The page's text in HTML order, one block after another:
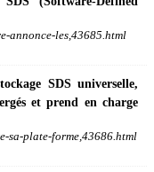
annonce-les,43685.html
SDS universelle,
et prend en charge
sa-plate-forme,43686.html